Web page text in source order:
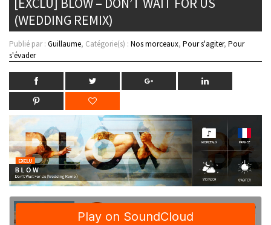
(WEDDING REMIX)
Publié par : Guillaume, Catégorie(s) : Nos morceaux, Pour s'agiter, Pour
s'évader